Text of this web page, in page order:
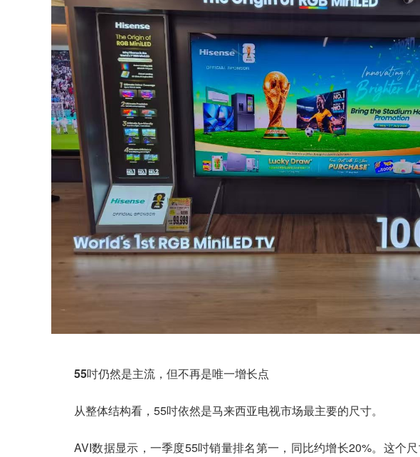
55吋仍然是主流，但不再是唯一增长点
从整体结构看，55吋依然是马来西亚电视市场最主要的尺寸。
AVI数据显示，一季度55吋销量排名第一，同比约增长20%。这个